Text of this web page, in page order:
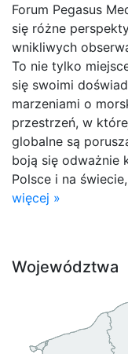
Forum Pegasus
się różne
wnikliwych
To nie tylko
się swoimi
marzeniami o
przestrzeń, w
globalne są
boją się odważnie
Polsce i na
więcej »
Województwa